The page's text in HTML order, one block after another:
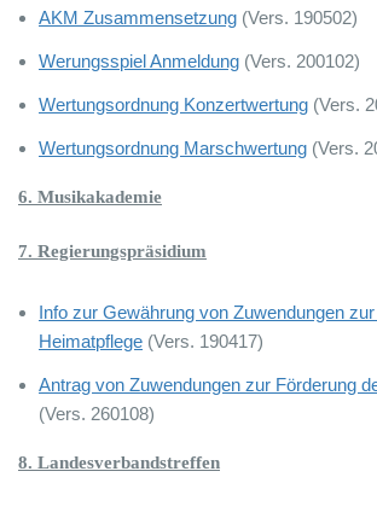
AKM Zusammensetzung (Vers. 190502)
Werungsspiel Anmeldung (Vers. 200102)
Wertungsordnung Konzertwertung (Vers.
Wertungsordnung Marschwertung (Vers.
6. Musikakademie
7. Regierungspräsidium
Info zur Gewährung von Zuwendungen
Heimatpflege (Vers. 190417)
Antrag von Zuwendungen zur Förderung
(Vers. 260108)
8. Landesverbandstreffen